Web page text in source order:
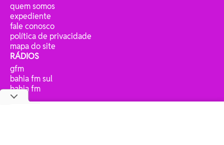
quem somos
expediente
fale conosco
política de privacidade
mapa do site
RÁDIOS
gfm
bahia fm sul
bahia fm
jp fm